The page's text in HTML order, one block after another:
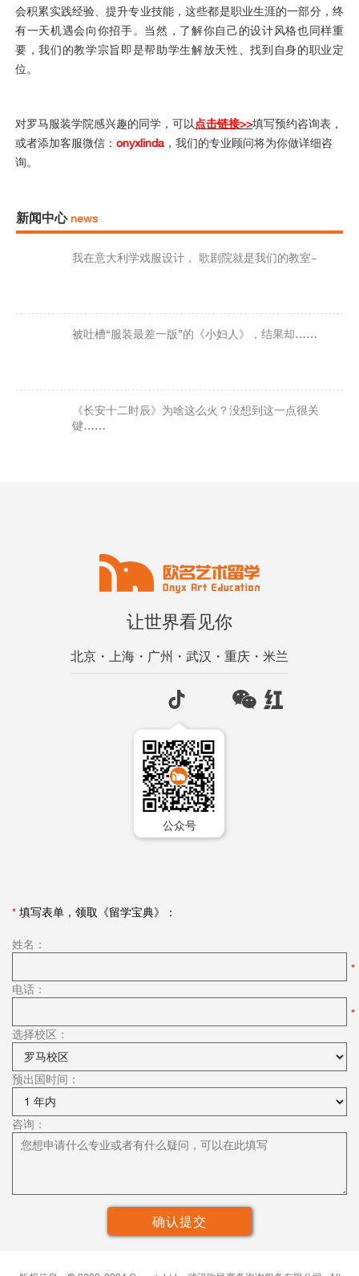
会积累实践经验、提升专业技能，这些都是职业生涯的一部分，终
有一天机遇会向你招手。当然，了解你自己的设计风格也同样重
要，我们的教学宗旨即是帮助学生解放天性、找到自身的职业定
位。
对罗马服装学院感兴趣的同学，可以 点击链接>>填写预约咨询表 ，
或者添加客服微信：onyxlinda ，我们的专业顾问将为你做详细咨
询。
新闻中心news
我在意大利学戏服设计， 歌剧院就是我们的教室~
被吐槽“服装最差一版”的《小妇人》，结果却……
《长安十二时辰》为啥这么火？没想到这一点很关
键……
让世界看见你
北京・上海・广州・武汉・重庆・米兰
公众号
* 填写表单，领取《留学宝典》：
姓名：
电话：
选择校区：
预出国时间：
咨询：